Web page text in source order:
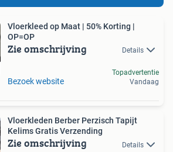
Vloerkleed op Maat | 50% Korting |
OP=OP
Zie omschrijving Details
Bezoek website
Topadvertentie
Vandaag
Vloerkleden Berber Perzisch Tapijt
Kelims Gratis Verzending
Zie omschrijving Details